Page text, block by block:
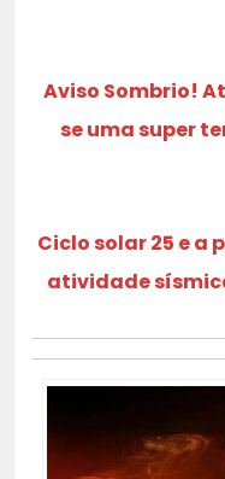
Aviso Sombrio!
se uma super
Ciclo solar 25 e a
atividade